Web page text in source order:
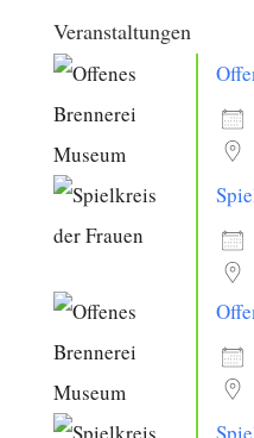
Veranstaltungen